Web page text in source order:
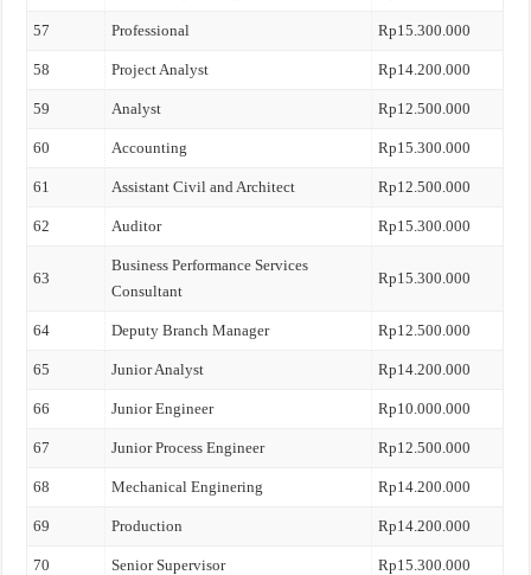
57 Professional Rp15.300.000
58 Project Analyst Rp14.200.000
59 Analyst Rp12.500.000
60 Accounting Rp15.300.000
61 Assistant Civil and Architect Rp12.500.000
62 Auditor Rp15.300.000
63
Business Performance Services
Consultant
Rp15.300.000
64 Deputy Branch Manager Rp12.500.000
65 Junior Analyst Rp14.200.000
66 Junior Engineer Rp10.000.000
67 Junior Process Engineer Rp12.500.000
68 Mechanical Enginering Rp14.200.000
69 Production Rp14.200.000
70 Senior Supervisor Rp15.300.000